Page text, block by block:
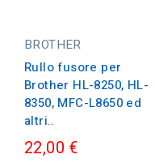
BROTHER
Rullo fusore per
Brother HL-8250, HL-
8350, MFC-L8650 ed
altri..
22,00 €